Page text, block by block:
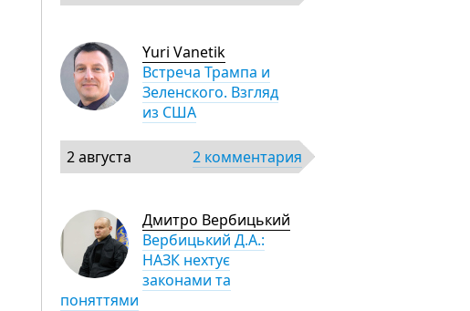
Yuri Vanetik
Встреча Трампа и
Зеленского. Взгляд
из США
2 августа 2 комментария
Дмитро Вербицький
Вербицький Д.А.:
НАЗК нехтує
законами та
поняттями